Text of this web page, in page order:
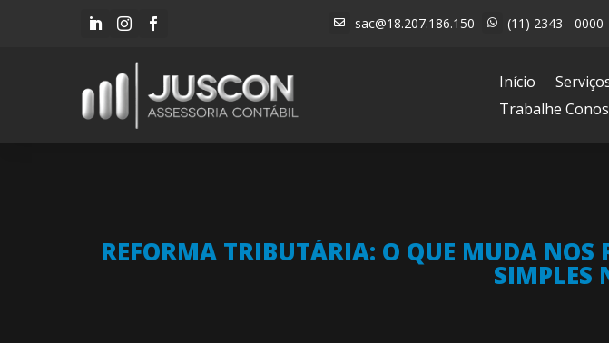
    sac@18.207.186.150  (11) 2343 - 0000
Início
Trabalhe
REFORMA TRIBUTÁRIA: O QUE MUDA NOS
SIMPLES